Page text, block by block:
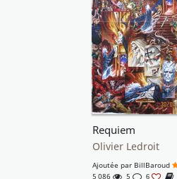
Requiem
Olivier Ledroit
Ajoutée par BillBaroud
5 086
5 6